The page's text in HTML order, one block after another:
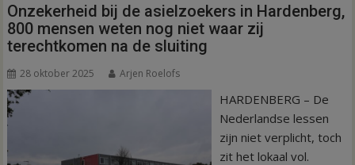
Onzekerheid bij de asielzoekers in Hardenberg,
800 mensen weten nog niet waar zij
terechtkomen na de sluiting
28 oktober 2025 Arjen Roelofs
HARDENBERG – De
Nederlandse lessen
zijn niet verplicht, toch
zit het lokaal vol.